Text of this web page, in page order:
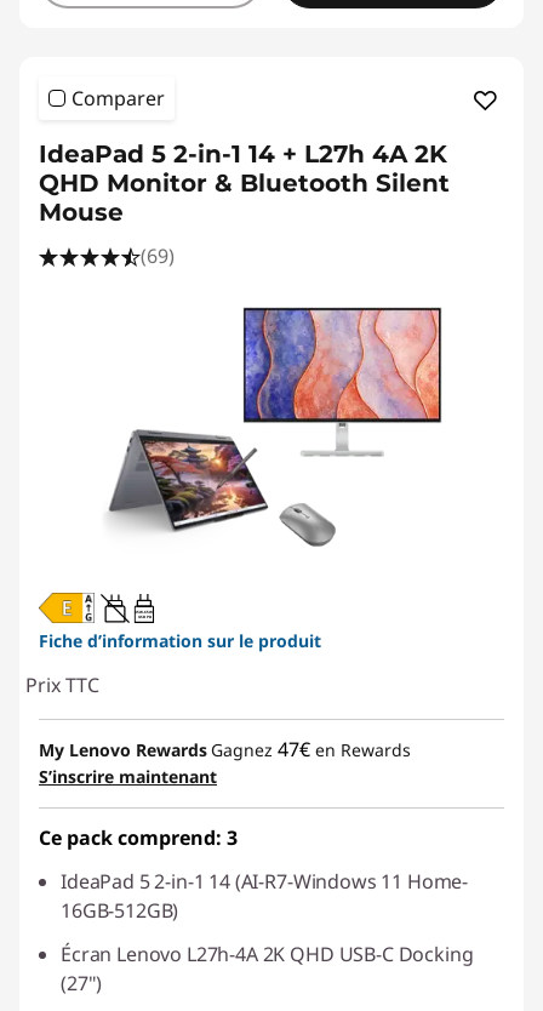
Comparer
IdeaPad 5 2-in-1 14 + L27h 4A 2K
QHD Monitor & Bluetooth Silent
Mouse
(69)
45W-65W
USB PD
Fiche d’information sur le produit
Prix TTC
My Lenovo Rewards Gagnez 47€ en Rewards
S’inscrire maintenant
Ce pack comprend: 3
IdeaPad 5 2-in-1 14 (AI-R7-Windows 11 Home-
16GB-512GB)
Écran Lenovo L27h-4A 2K QHD USB-C Docking
(27")